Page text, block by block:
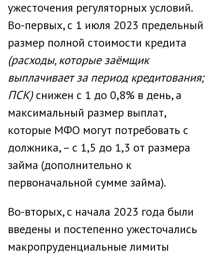
ужесточения регуляторных условий.
Во-первых, с 1 июля 2023 предельный
размер полной стоимости кредита
(расходы, которые заёмщик
выплачивает за период кредитования;
ПСК)снижен с 1 до 0,8% в день, а
максимальный размер выплат,
которые МФО могут потребовать с
должника, – с 1,5 до 1,3 от размера
займа (дополнительно к
первоначальной сумме займа).
Во-вторых, с начала 2023 года были
введены и постепенно ужесточались
макропруденциальные лимиты